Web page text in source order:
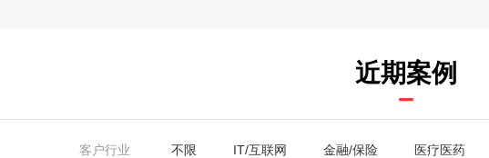
近期案例
客户行业 不限 IT/互联网 金融/保险 医疗医药